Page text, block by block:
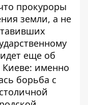
прокуроры
земли, а не
еще об
именно
борьба с